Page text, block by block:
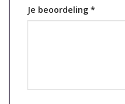
Je beoordeling *